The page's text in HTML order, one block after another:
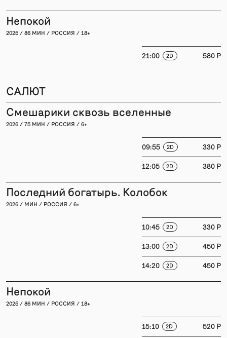
Непокой
2025 / 86 МИН / РОССИЯ / 18+
21:00 2D 580 P
САЛЮТ
Смешарики сквозь вселенные
2026 / 75 МИН / РОССИЯ / 6+
09:55 2D 330 P
12:05 2D 380 P
Последний богатырь. Колобок
2026 / МИН / РОССИЯ / 6+
10:45 2D 330 P
13:00 2D 450 P
14:20 2D 450 P
Непокой
2025 / 86 МИН / РОССИЯ / 18+
15:10 2D 520 P